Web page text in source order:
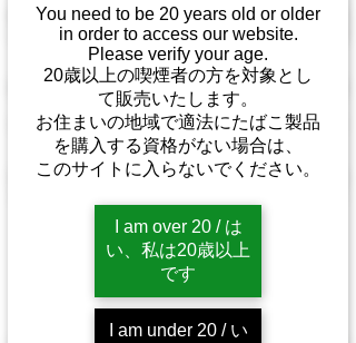
You need to be 20 years old or older
in order to access our website.
Please verify your age.
20歳以上の喫煙者の方を対象とし
て販売いたします。
お住まいの地域で適法にたばこ製品
を購入する資格がない場合は、
このサイトに入らないでください。
I am over 20 / は
い、私は20歳以上
です
I am under 20 / い
私たちは小売業者および流通業者の両方の関係を積極的
に探し求めており、当社製品を取り扱うパートナーを選
定する際には厳選しています。
現在、世界中の質の高い小売業者および既存の流通業者
を探しています。
もしこの条件に合致している場合は、当社の卸売オプシ
ョンについてご相談いただければ幸いです。
当社の代表者にお問い合わせいただく場合は、お問い合
よろしくお願いいたします。
H.O.T.（加熱式オーガニックタバコ）およびVapor
Tobacco Manufacturing LLCのチーム